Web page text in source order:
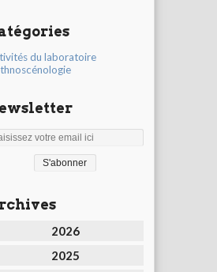
du laboratoire
2026
2025